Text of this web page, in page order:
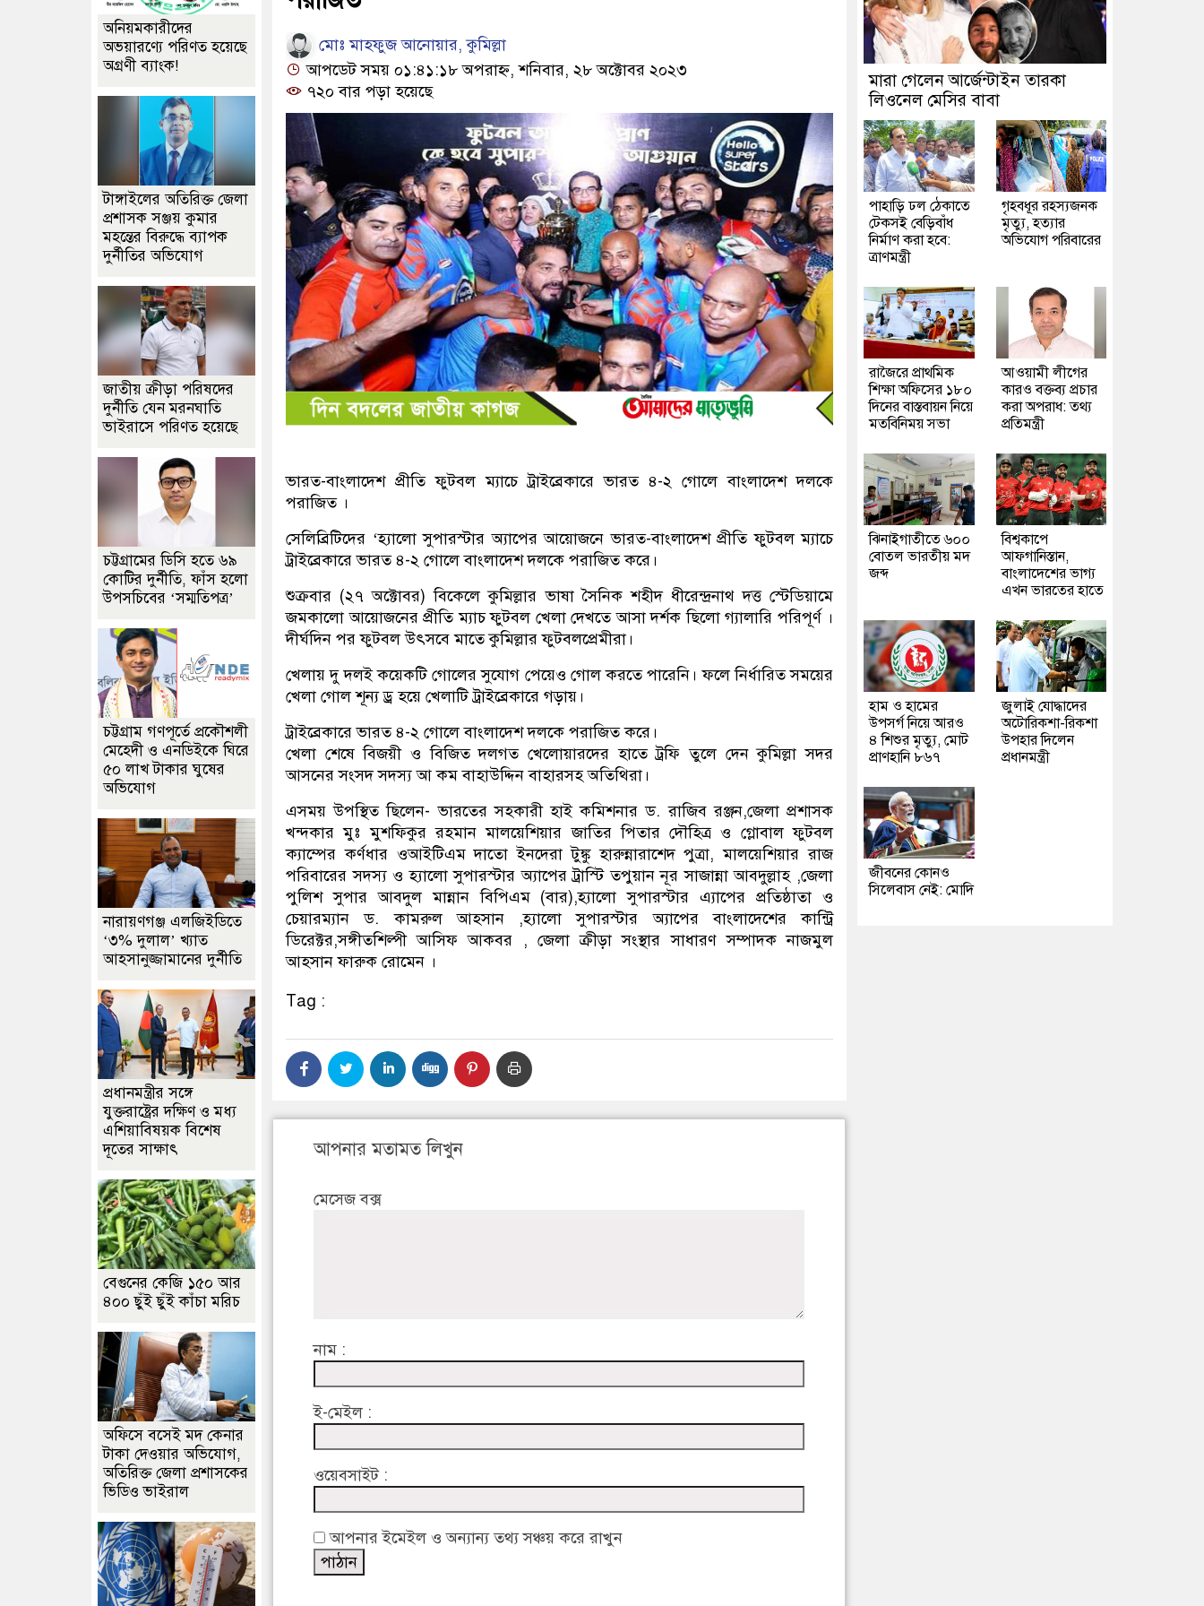
মোঃ মাহফুজ আনোয়ার, কুমিল্লা
আপডেট সময় ০১:৪১:১৮ অপরাহ্ন, শনিবার, ২৮ অক্টোবর ২০২৩
৭২০ বার পড়া হয়েছে
ভারত-বাংলাদেশ প্রীতি ফুটবল ম্যাচে ট্রাইব্রেকারে ভারত ৪-২ গোলে বাংলাদেশ দলকে
পরাজিত ।
সেলিব্রিটিদের ‘হ্যালো সুপারস্টার অ্যাপের আয়োজনে ভারত-বাংলাদেশ প্রীতি ফুটবল ম্যাচে
ট্রাইব্রেকারে ভারত ৪-২ গোলে বাংলাদেশ দলকে পরাজিত করে।
শুক্রবার (২৭ অক্টোবর) বিকেলে কুমিল্লার ভাষা সৈনিক শহীদ ধীরেন্দ্রনাথ দত্ত স্টেডিয়ামে
জমকালো আয়োজনের প্রীতি ম্যাচ ফুটবল খেলা দেখতে আসা দর্শক ছিলো গ্যালারি পরিপূর্ণ ।
দীর্ঘদিন পর ফুটবল উৎসবে মাতে কুমিল্লার ফুটবলপ্রেমীরা।
খেলায় দু দলই কয়েকটি গোলের সুযোগ পেয়েও গোল করতে পারেনি। ফলে নির্ধারিত সময়ের
খেলা গোল শূন্য ড্র হয়ে খেলাটি ট্রাইব্রেকারে গড়ায়।
ট্রাইব্রেকারে ভারত ৪-২ গোলে বাংলাদেশ দলকে পরাজিত করে।
খেলা শেষে বিজয়ী ও বিজিত দলগত খেলোয়ারদের হাতে ট্রফি তুলে দেন কুমিল্লা সদর
আসনের সংসদ সদস্য আ কম বাহাউদ্দিন বাহারসহ অতিথিরা।
এসময় উপস্থিত ছিলেন- ভারতের সহকারী হাই কমিশনার ড. রাজিব রঞ্জন,জেলা প্রশাসক
খন্দকার মুঃ মুশফিকুর রহমান মালয়েশিয়ার জাতির পিতার দৌহিত্র ও গ্লোবাল ফুটবল
ক্যাম্পের কর্ণধার ওআইটিএম দাতো ইনদেরা টুঙ্কু হারুন্নারাশেদ পুত্রা, মালয়েশিয়ার রাজ
পরিবারের সদস্য ও হ্যালো সুপারস্টার অ্যাপের ট্রাস্টি তপুয়ান নূর সাজান্না আবদুল্লাহ ,জেলা
পুলিশ সুপার আবদুল মান্নান বিপিএম (বার),হ্যালো সুপারস্টার এ্যাপের প্রতিষ্ঠাতা ও
চেয়ারম্যান ড. কামরুল আহসান ,হ্যালো সুপারস্টার অ্যাপের বাংলাদেশের কান্ট্রি
ডিরেক্টর,সঙ্গীতশিল্পী আসিফ আকবর , জেলা ক্রীড়া সংস্থার সাধারণ সম্পাদক নাজমুল
আহসান ফারুক রোমেন ।
Tag :
আপনার মতামত লিখুন
মেসেজ বক্স
নাম :
ই-মেইল :
ওয়েবসাইট :
আপনার ইমেইল ও অন্যান্য তথ্য সঞ্চয় করে রাখুন
অনিয়মকারীদের
অভয়ারণ্যে পরিণত হয়েছে
অগ্রণী ব্যাংক!
টাঙ্গাইলের অতিরিক্ত জেলা
প্রশাসক সঞ্জয় কুমার
মহন্তের বিরুদ্ধে ব্যাপক
দুর্নীতির অভিযোগ
জাতীয় ক্রীড়া পরিষদের
দুর্নীতি যেন মরনঘাতি
ভাইরাসে পরিণত হয়েছে
চট্টগ্রামের ডিসি হতে ৬৯
কোটির দুর্নীতি, ফাঁস হলো
উপসচিবের ‘সম্মতিপত্র’
চট্টগ্রাম গণপূর্তে প্রকৌশলী
মেহেদী ও এনডিইকে ঘিরে
৫০ লাখ টাকার ঘুষের
অভিযোগ
নারায়ণগঞ্জ এলজিইডিতে
‘৩% দুলাল’ খ্যাত
আহসানুজ্জামানের দুর্নীতি
প্রধানমন্ত্রীর সঙ্গে
যুক্তরাষ্ট্রের দক্ষিণ ও মধ্য
এশিয়াবিষয়ক বিশেষ
দূতের সাক্ষাৎ
বেগুনের কেজি ১৫০ আর
৪০০ ছুঁই ছুঁই কাঁচা মরিচ
অফিসে বসেই মদ কেনার
টাকা দেওয়ার অভিযোগ,
অতিরিক্ত জেলা প্রশাসকের
ভিডিও ভাইরাল
মারা গেলেন আর্জেন্টাইন তারকা
লিওনেল মেসির বাবা
পাহাড়ি ঢল ঠেকাতে
টেকসই বেড়িবাঁধ
নির্মাণ করা হবে:
ত্রাণমন্ত্রী
গৃহবধূর রহস্যজনক
মৃত্যু, হত্যার
অভিযোগ পরিবারের
রাজৈরে প্রাথমিক
শিক্ষা অফিসের ১৮০
দিনের বাস্তবায়ন নিয়ে
মতবিনিময় সভা
আওয়ামী লীগের
কারও বক্তব্য প্রচার
করা অপরাধ: তথ্য
প্রতিমন্ত্রী
ঝিনাইগাতীতে ৬০০
বোতল ভারতীয় মদ
জব্দ
বিশ্বকাপে
আফগানিস্তান,
বাংলাদেশের ভাগ্য
এখন ভারতের হাতে
হাম ও হামের
উপসর্গ নিয়ে আরও
৪ শিশুর মৃত্যু, মোট
প্রাণহানি ৮৬৭
জুলাই যোদ্ধাদের
অটোরিকশা-রিকশা
উপহার দিলেন
প্রধানমন্ত্রী
জীবনের কোনও
সিলেবাস নেই: মোদি